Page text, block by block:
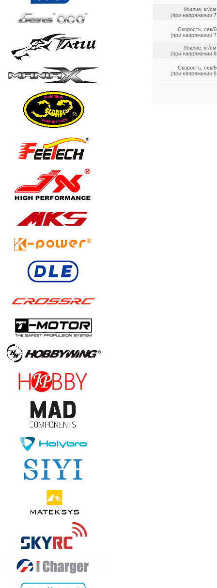
Усилие, кг/см
(при напряжении
Скорость, сек/
(при напряжении
Усилие, кг/см
(при напряжении
Скорость, сек/
(при напряжении